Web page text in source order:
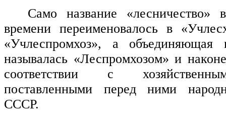
Само название «лесничество»
времени переименовалось в
«Учлеспромхоз», а объединяющая
называлась «Леспромхозом» и
соответствии с
поставленными перед ними
СССР.